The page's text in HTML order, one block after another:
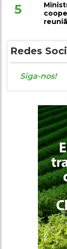
5
Redes
Siga-nos!